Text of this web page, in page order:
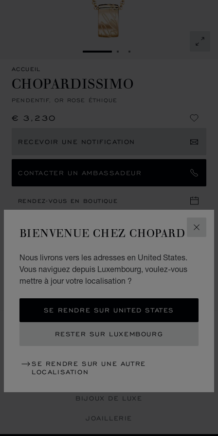
BIENVENUE CHEZ CHOPARD
Nous livrons vers les adresses en United States.
Vous naviguez depuis Luxembourg, voulez-vous
mettre à jour votre localisation ?
SE RENDRE SUR UNITED STATES
RESTER SUR LUXEMBOURG
SE RENDRE SUR UNE AUTRE
LOCALISATION
ALLER À LA DIAPOSITIVE 1
ALLER À LA
ALLER À LA
ACCUEIL
CHOPARDISSIMO
PENDENTIF, OR ROSE ÉTHIQUE
€ 3,230
RECEVOIR UNE NOTIFICATION
CONTACTER UN AMBASSADEUR
RENDEZ-VOUS EN BOUTIQUE
DESCRIPTION ET DÉTAILS
BIJOUX DE LUXE
JOAILLERIE